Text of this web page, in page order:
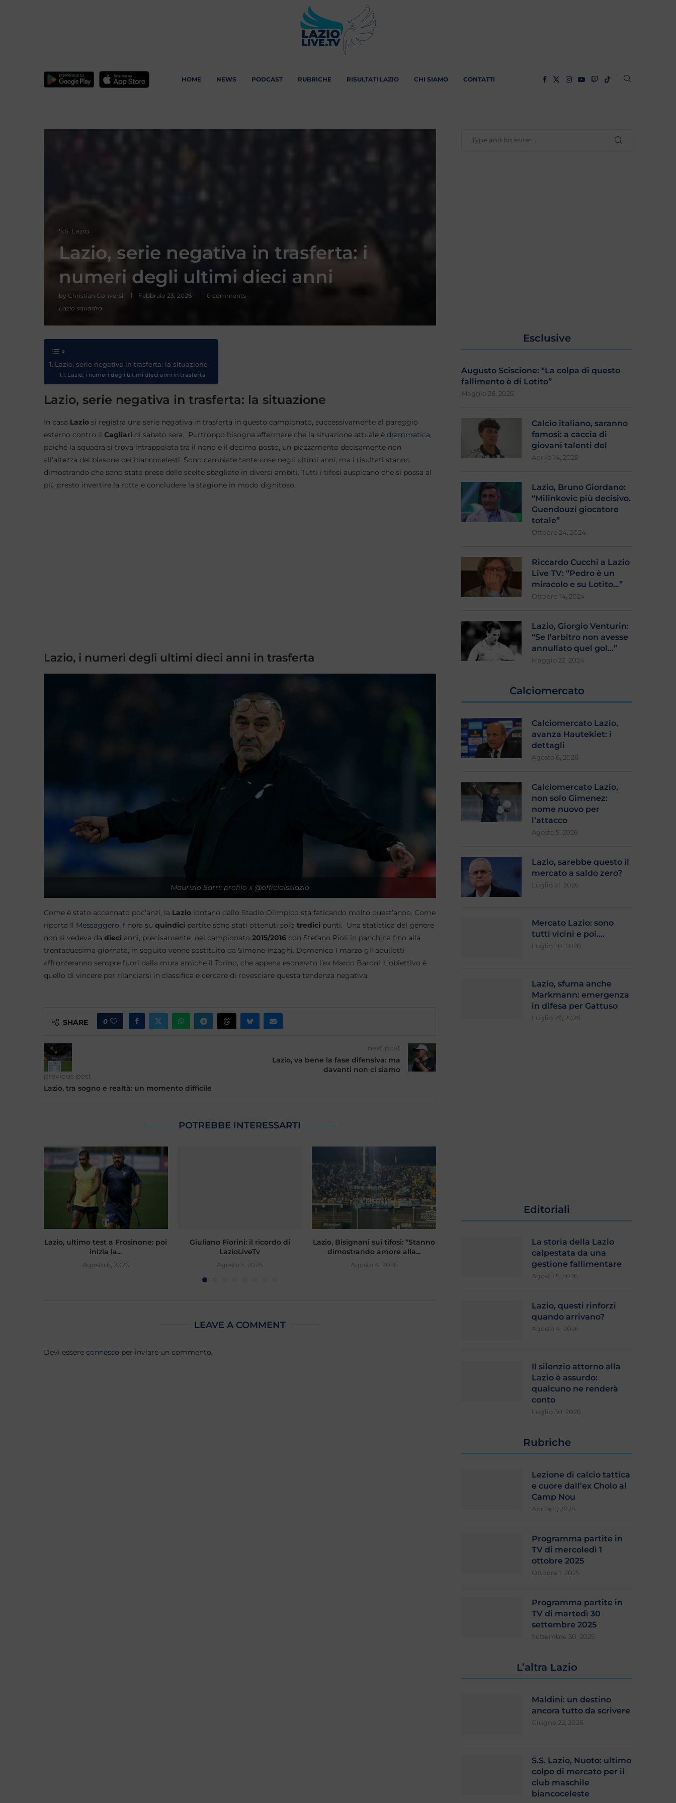
HOME NEWS PODCAST RUBRICHE RISULTATI LAZIO CHI SIAMO CONTATTI
S.S. Lazio
Lazio, serie negativa in trasferta: i
numeri degli ultimi dieci anni
by Christian Conversi Febbraio 23, 2026
0 comments
Lazio squadra
Lazio, serie negativa in trasferta: la situazione
Lazio, i numeri degli ultimi dieci anni in trasferta
Lazio, serie negativa in trasferta: la situazione
In casa Lazio si registra una serie negativa in trasferta in questo campionato, successivamente al pareggio
esterno contro il Cagliari di sabato sera. Purtroppo bisogna affermare che la situazione attuale è drammatica,
poiché la squadra si trova intrappolata tra il nono e il decimo posto, un piazzamento decisamente non
all’altezza del blasone dei biancocelesti. Sono cambiate tante cose negli ultimi anni, ma i risultati stanno
dimostrando che sono state prese delle scelte sbagliate in diversi ambiti. Tutti i tifosi auspicano che si possa al
più presto invertire la rotta e concludere la stagione in modo dignitoso.
Lazio, i numeri degli ultimi dieci anni in trasferta
Maurizio Sarri: profilo x @officialsslazio
Come è stato accennato poc’anzi, la Lazio lontano dallo Stadio Olimpico sta faticando molto quest’anno. Come
riporta Il Messaggero, finora su quindici partite sono stati ottenuti solo tredici punti. Una statistica del genere
non si vedeva da dieci anni, precisamente nel campionato 2015/2016 con Stefano Pioli in panchina fino alla
trentaduesima giornata, in seguito venne sostituito da Simone Inzaghi. Domenica 1 marzo gli aquilotti
affronteranno sempre fuori dalla mura amiche il Torino, che appena esonerato l’ex Marco Baroni. L’obiettivo è
quello di vincere per rilanciarsi in classifica e cercare di rovesciare questa tendenza negativa.
SHARE 0
previous post
Lazio, tra sogno e realtà: un momento difficile
next post
Lazio, va bene la fase difensiva: ma
davanti non ci siamo
POTREBBE INTERESSARTI
Lazio, ultimo test a Frosinone: poi
inizia la...
Agosto 6, 2026
Giuliano Fiorini: il ricordo di
LazioLiveTv
Agosto 5, 2026
Lazio, Bisignani sui tifosi: “Stanno
dimostrando amore alla...
Agosto 4, 2026
Flaminio, stretta finale: si attende
Agosto 4, 2026
Zaccagni e Ratkov
l’Ascoli (2-1). Gattuso:
Agosto 3, 2026
LEAVE A COMMENT
Devi essere connesso per inviare un commento.
Esclusive
Augusto Sciscione: “La colpa di questo
fallimento è di Lotito”
Maggio 26, 2025
Calcio italiano, saranno
famosi: a caccia di
giovani talenti del
Aprile 14, 2025
Lazio, Bruno Giordano:
“Milinkovic più decisivo.
Guendouzi giocatore
totale”
Ottobre 24, 2024
Riccardo Cucchi a Lazio
Live TV: “Pedro è un
miracolo e su Lotito…”
Ottobre 14, 2024
Lazio, Giorgio Venturin:
“Se l’arbitro non avesse
annullato quel gol…”
Maggio 22, 2024
Calciomercato
Calciomercato Lazio,
avanza Hautekiet: i
dettagli
Agosto 6, 2026
Calciomercato Lazio,
non solo Gimenez:
nome nuovo per
l’attacco
Agosto 5, 2026
Lazio, sarebbe questo il
mercato a saldo zero?
Luglio 31, 2026
Mercato Lazio: sono
tutti vicini e poi….
Luglio 30, 2026
Lazio, sfuma anche
Markmann: emergenza
in difesa per Gattuso
Luglio 29, 2026
Editoriali
La storia della Lazio
calpestata da una
gestione fallimentare
Agosto 5, 2026
Lazio, questi rinforzi
quando arrivano?
Agosto 4, 2026
Il silenzio attorno alla
Lazio è assurdo:
qualcuno ne renderà
conto
Luglio 30, 2026
Rubriche
Lezione di calcio tattica
e cuore dall’ex Cholo al
Camp Nou
Aprile 9, 2026
Programma partite in
TV di mercoledì 1
ottobre 2025
Ottobre 1, 2025
Programma partite in
TV di martedì 30
settembre 2025
Settembre 30, 2025
L’altra Lazio
Maldini: un destino
ancora tutto da scrivere
Giugno 22, 2026
S.S. Lazio, Nuoto: ultimo
colpo di mercato per il
club maschile
biancoceleste